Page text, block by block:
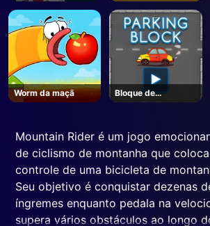
Worm da maçã
Bloque de
estacionamento
Mountain Rider é um jogo
de ciclismo de montanha que
controle de uma bicicleta de
Seu objetivo é conquistar dezenas
íngremes enquanto pedala na
supera vários obstáculos ao longo